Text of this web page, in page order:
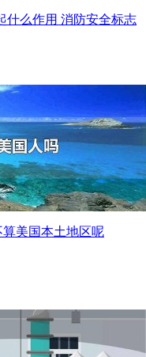
什么作用 消防安全标志
美国本土地区呢